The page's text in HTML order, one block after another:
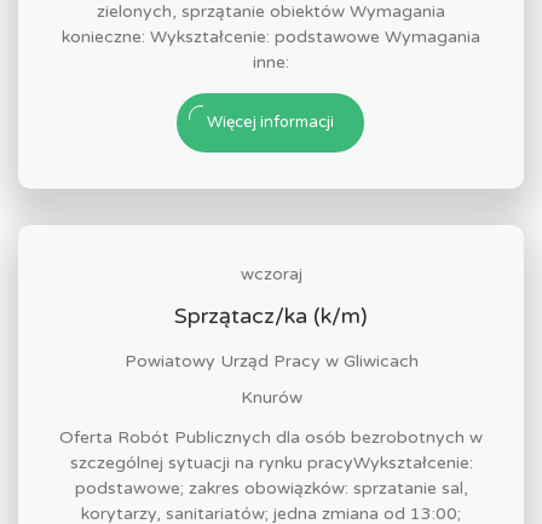
zielonych, sprzątanie obiektów Wymagania
konieczne: Wykształcenie: podstawowe Wymagania
inne:
Więcej informacji
wczoraj
Sprzątacz/ka (k/m)
Powiatowy Urząd Pracy w Gliwicach
Knurów
Oferta Robót Publicznych dla osób bezrobotnych w
szczególnej sytuacji na rynku pracyWykształcenie:
podstawowe; zakres obowiązków: sprzatanie sal,
korytarzy, sanitariatów; jedna zmiana od 13:00;